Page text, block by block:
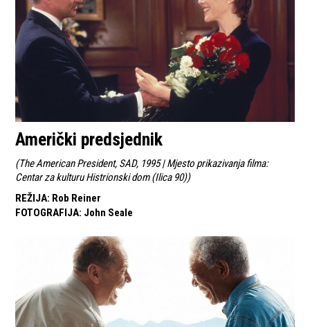
Američki predsjednik
(The American President, SAD, 1995 | Mjesto prikazivanja filma:
Centar za kulturu Histrionski dom (Ilica 90))
REŽIJA: Rob Reiner
FOTOGRAFIJA: John Seale